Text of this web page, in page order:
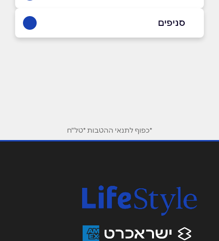
באתר בפייסבוק
אנא חזרו אלי בקשר ל...
סניפים
*כפוף לתנאי ההטבות *טל"ח